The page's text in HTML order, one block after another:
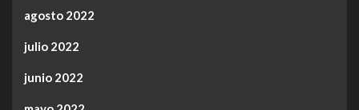
agosto 2022
julio 2022
junio 2022